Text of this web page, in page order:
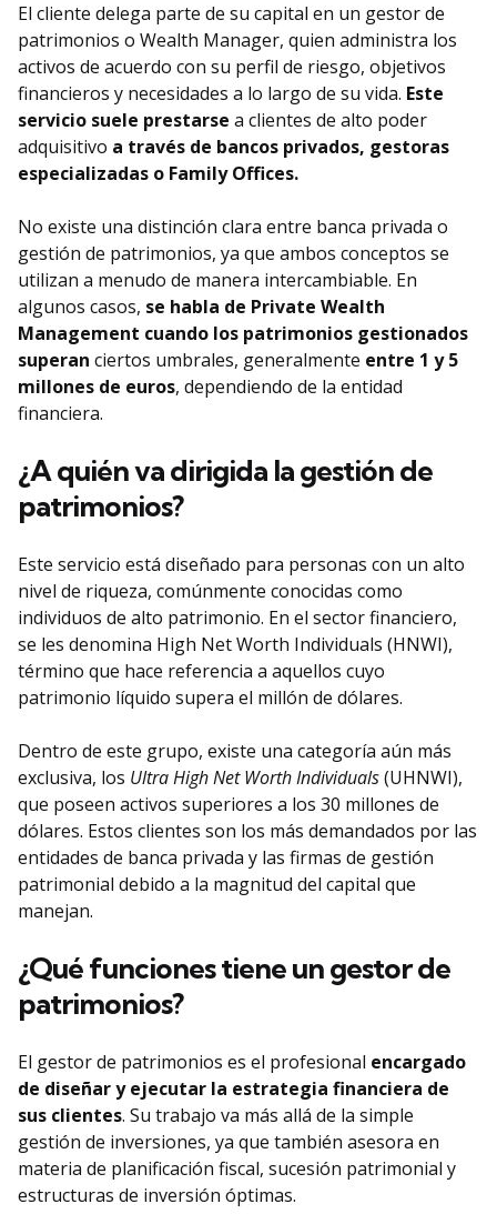
El cliente delega parte de su capital en un gestor de
patrimonios o Wealth Manager, quien administra los
activos de acuerdo con su perfil de riesgo, objetivos
financieros y necesidades a lo largo de su vida. Este
servicio suele prestarse a clientes de alto poder
adquisitivo a través de bancos privados, gestoras
especializadas o Family Offices.
No existe una distinción clara entre banca privada o
gestión de patrimonios, ya que ambos conceptos se
utilizan a menudo de manera intercambiable. En
algunos casos, se habla de Private Wealth
Management cuando los patrimonios gestionados
superan ciertos umbrales, generalmente entre 1 y 5
millones de euros, dependiendo de la entidad
financiera.
¿A quién va dirigida la gestión de
patrimonios?
Este servicio está diseñado para personas con un alto
nivel de riqueza, comúnmente conocidas como
individuos de alto patrimonio. En el sector financiero,
se les denomina High Net Worth Individuals (HNWI),
término que hace referencia a aquellos cuyo
patrimonio líquido supera el millón de dólares.
Dentro de este grupo, existe una categoría aún más
exclusiva, los Ultra High Net Worth Individuals(UHNWI),
que poseen activos superiores a los 30 millones de
dólares. Estos clientes son los más demandados por las
entidades de banca privada y las firmas de gestión
patrimonial debido a la magnitud del capital que
manejan.
¿Qué funciones tiene un gestor de
patrimonios?
El gestor de patrimonios es el profesional encargado
de diseñar y ejecutar la estrategia financiera de
sus clientes. Su trabajo va más allá de la simple
gestión de inversiones, ya que también asesora en
materia de planificación fiscal, sucesión patrimonial y
estructuras de inversión óptimas.